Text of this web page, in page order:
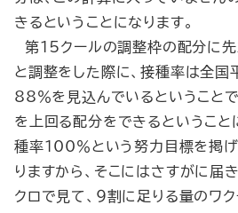
きるということになります。
第15クールの調整枠の配分に先
と調整をした際に、接種率は全国
88％を見込んでいるということで
を上回る配分をできるということ
種率100％という努力目標を掲
りますから、そこにはさすがに届
クロで見て、９割に足りる量のワ